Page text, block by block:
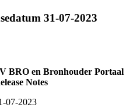
31-07-2023
BRO en Bronhouder Portaal
Notes
07-2023